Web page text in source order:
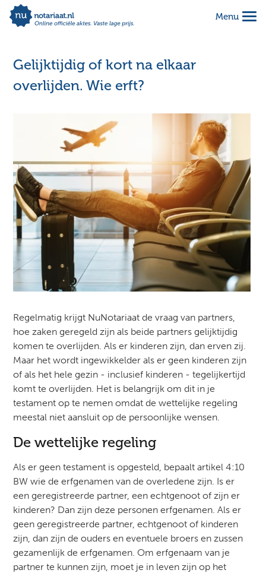
Menu
Alles geregeld voor 1 vaste prijs
Complete notariële akte
Gelijktijdig of kort na elkaar
overlijden. Wie erft?
Regelmatig krijgt NuNotariaat de vraag van partners,
hoe zaken geregeld zijn als beide partners gelijktijdig
komen te overlijden. Als er kinderen zijn, dan erven zij.
Maar het wordt ingewikkelder als er geen kinderen zijn
of als het hele gezin - inclusief kinderen - tegelijkertijd
komt te overlijden. Het is belangrijk om dit in je
testament op te nemen omdat de wettelijke regeling
meestal niet aansluit op de persoonlijke wensen.
De wettelijke regeling
Als er geen testament is opgesteld, bepaalt artikel 4:10
BW wie de erfgenamen van de overledene zijn. Is er
een geregistreerde partner, een echtgenoot of zijn er
kinderen? Dan zijn deze personen erfgenamen. Als er
geen geregistreerde partner, echtgenoot of kinderen
zijn, dan zijn de ouders en eventuele broers en zussen
gezamenlijk de erfgenamen. Om erfgenaam van je
partner te kunnen zijn, moet je in leven zijn op het